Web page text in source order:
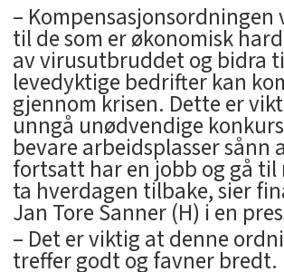
– Kompensasjonsordningen
til de som er økonomisk
av virusutbruddet og bidra
levedyktige bedrifter kan
gjennom krisen. Dette er
unngå unødvendige
bevare arbeidsplasser sånn
fortsatt har en jobb og gå til
ta hverdagen tilbake, sier
Jan Tore Sanner (H) i en
– Det er viktig at denne
treffer godt og favner bredt.